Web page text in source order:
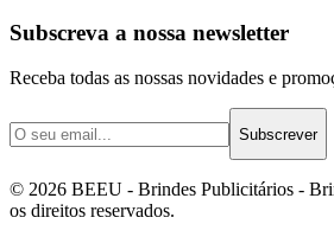
Subscreva a nossa newsletter
Receba todas as nossas novidades e
Subscrever
© 2026 BEEU - Brindes Publicitários -
os direitos reservados.